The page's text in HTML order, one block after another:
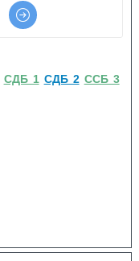
СДБ 1 СДБ 2 ССБ 3